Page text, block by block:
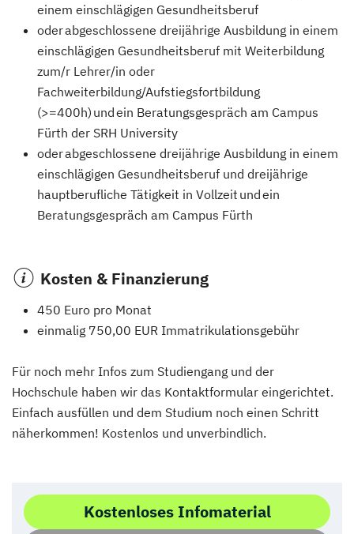
einem einschlägigen Gesundheitsberuf
oder abgeschlossene dreijährige Ausbildung in einem
einschlägigen Gesundheitsberuf mit Weiterbildung
zum/r Lehrer/in oder
Fachweiterbildung/Aufstiegsfortbildung
(>=400h) und ein Beratungsgespräch am Campus
Fürth der SRH University
oder abgeschlossene dreijährige Ausbildung in einem
einschlägigen Gesundheitsberuf und dreijährige
hauptberufliche Tätigkeit in Vollzeit und ein
Beratungsgespräch am Campus Fürth
Kosten & Finanzierung
450 Euro pro Monat
einmalig 750,00 EUR Immatrikulationsgebühr
Für noch mehr Infos zum Studiengang und der
Hochschule haben wir das Kontaktformular eingerichtet.
Einfach ausfüllen und dem Studium noch einen Schritt
näherkommen! Kostenlos und unverbindlich.
Kostenloses Infomaterial